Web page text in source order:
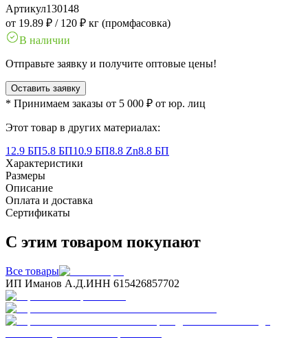
Артикул130148
от 19.89 ₽ / 120 ₽ кг (промфасовка)
В наличии
Отправьте заявку и получите оптовые цены!
Оставить заявку
* Принимаем заказы от 5 000 ₽ от юр. лиц
Этот товар в других материалах:
12.9 БП5.8 БП10.9 БП8.8 Zn8.8 БП
Характеристики
Размеры
Описание
Оплата и доставка
Сертификаты
С этим товаром покупают
Все товары
ИП Иманов А.Д.ИНН 615426857702